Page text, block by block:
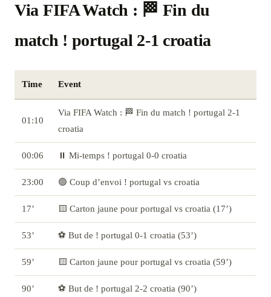
Via FIFA Watch : 🏁 Fin du
match ! portugal 2-1 croatia
Time Event
01:10
Via FIFA Watch : 🏁 Fin du match ! portugal 2-1
croatia
00:06 ⏸️ Mi-temps ! portugal 0-0 croatia
23:00 🟢 Coup d’envoi ! portugal vs croatia
17’ 🟨 Carton jaune pour portugal vs croatia (17’)
53’ ⚽ But de ! portugal 0-1 croatia (53’)
59’ 🟨 Carton jaune pour portugal vs croatia (59’)
90’ ⚽ But de ! portugal 2-2 croatia (90’)